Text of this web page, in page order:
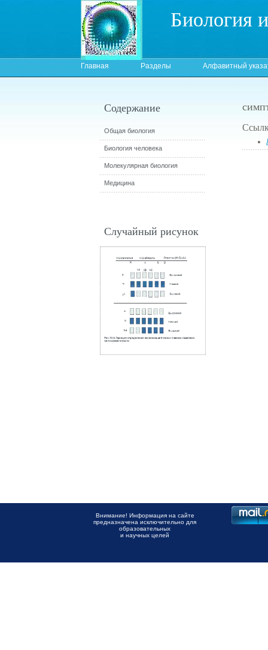
Биология
Главная Разделы Алфавитный
Содержание
Общая биология
Биология человека
Молекулярная биология
Медицина
Случайный рисунок
Внимание! Информация на сайте
предназначена исключительно для
образовательных
и научных целей